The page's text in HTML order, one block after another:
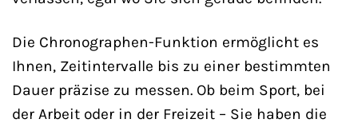
Die Chronographen-Funktion ermöglicht es
Ihnen, Zeitintervalle bis zu einer bestimmten
Dauer präzise zu messen. Ob beim Sport, bei
der Arbeit oder in der Freizeit – Sie haben die